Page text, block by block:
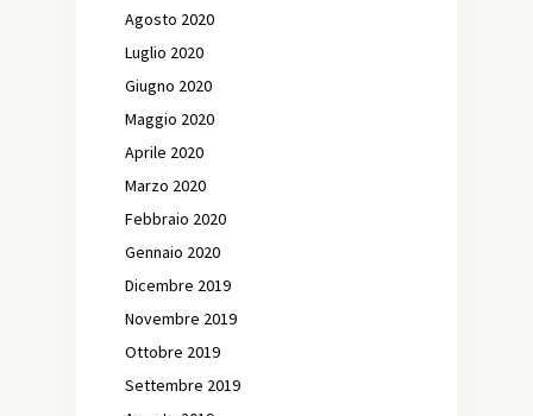
Agosto 2020
Luglio 2020
Giugno 2020
Maggio 2020
Aprile 2020
Marzo 2020
Febbraio 2020
Gennaio 2020
Dicembre 2019
Novembre 2019
Ottobre 2019
Settembre 2019